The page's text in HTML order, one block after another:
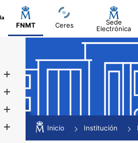
FNMT Ceres
Sede
Electrónica
Mostrar/Ocultar
Mostrar/Ocultar
Inicio Institución